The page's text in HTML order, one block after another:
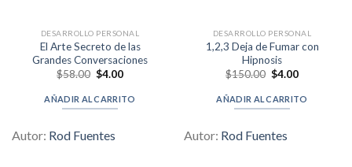
DESARROLLO PERSONAL
El Arte Secreto de las
Grandes Conversaciones
$58.00 Original
was:
$58.00.
$4.00Current
is:
$4.00.
AÑADIR AL CARRITO
Autor: Rod Fuentes
DESARROLLO PERSONAL
1,2,3 Deja de Fumar con
Hipnosis
$150.00 Original
was:
$150.00.
$4.00Current
is:
$4.00.
AÑADIR AL CARRITO
Autor: Rod Fuentes